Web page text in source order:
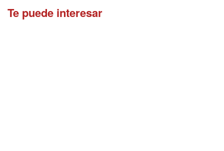
Te puede interesar